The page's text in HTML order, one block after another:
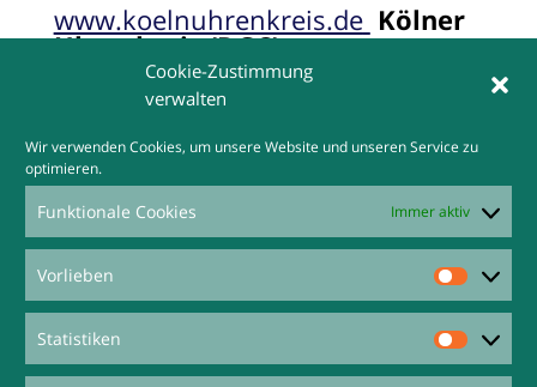
Cookie-Zustimmung
verwalten
Wir verwenden Cookies, um unsere Website und unseren Service zu
optimieren.
Funktionale Cookies Immer aktiv
Vorlieben
Statistiken
www.koelnuhrenkreis.de Kölner
Uhrenkreis (DGC)
www.uhrenhanse.de
Uhren, Technik, Hersteller,
Wortmarken etc.
www.uhrenlexikon.de
Uhrenlexikon
www.uhrmacherverzeichnis.de
Uhrmacherverzeichnis
https://mikrolisk.de/show.php/280
/letter_E Bild-/Wortmarken von
Uhrenhersteller